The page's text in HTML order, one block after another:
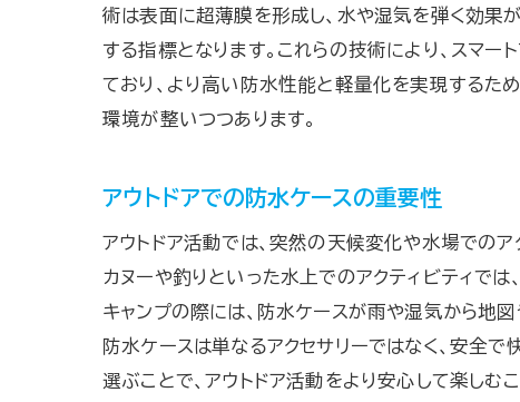
術は表面に超薄膜を形成し、水や湿気を弾く効果
する指標となります。これらの技術により、スマー
ており、より高い防水性能と軽量化を実現するた
環境が整いつつあります。
アウトドアでの防水ケースの重要性
アウトドア活動では、突然の天候変化や水場でのア
カヌーや釣りといった水上でのアクティビティでは
キャンプの際には、防水ケースが雨や湿気から地図
防水ケースは単なるアクセサリーではなく、安全
選ぶことで、アウトドア活動をより安心して楽しむ